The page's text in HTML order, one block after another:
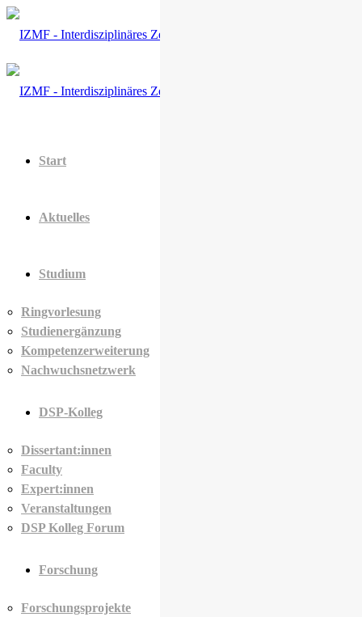
Start
Aktuelles
Studium
Ringvorlesung
Studienergänzung
Kompetenzerweiterung
Nachwuchsnetzwerk
DSP-Kolleg
Dissertant:innen
Faculty
Expert:innen
Veranstaltungen
DSP Kolleg Forum
Forschung
Forschungsprojekte